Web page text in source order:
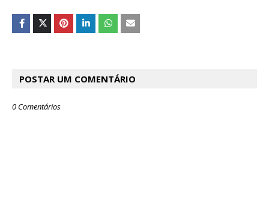
POSTAR UM COMENTÁRIO
0 Comentários